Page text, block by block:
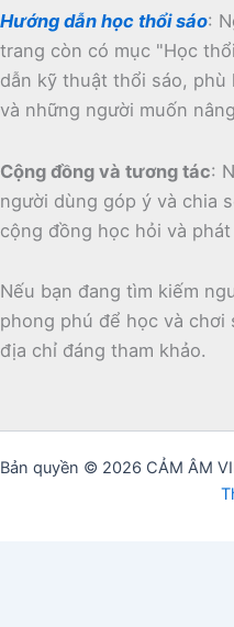
Hướng dẫn học thổi sáo:
trang còn có mục "Học
dẫn kỹ thuật thổi sáo, phù
và những người muốn
Cộng đồng và tương tác:
người dùng góp ý và chia
cộng đồng học hỏi và
Nếu bạn đang tìm kiếm
phong phú để học và chơi
địa chỉ đáng tham khảo.
Bản quyền © 2026 CẢM ÂM